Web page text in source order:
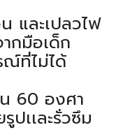
และเปลวไฟ
กมือเด็ก
ณ์ที่ไม่ได้
60 องศา
ปเเละรั่วซึม